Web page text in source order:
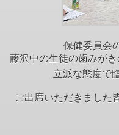
保健委員会
藤沢中の生徒の歯みが
立派な態度で
ご出席いただきました